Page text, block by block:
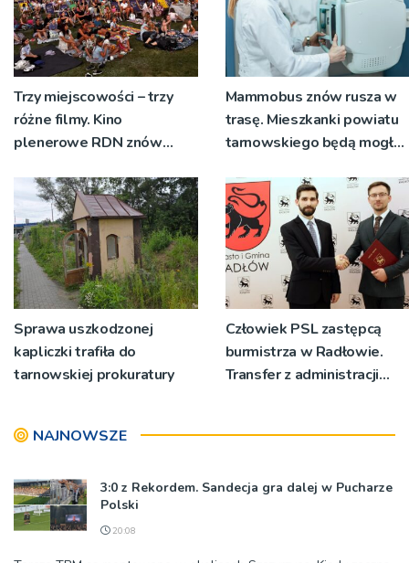
Trzy miejscowości – trzy
różne filmy. Kino
plenerowe RDN znów
Mammobus znów rusza w
trasę. Mieszkanki powiatu
tarnowskiego będą mogły
badania
Sprawa uszkodzonej
kapliczki trafiła do
tarnowskiej prokuratury
Człowiek PSL zastępcą
burmistrza w Radłowie.
Transfer z administracji
NAJNOWSZE
3:0 z Rekordem. Sandecja gra dalej w Pucharze
Polski
20:08